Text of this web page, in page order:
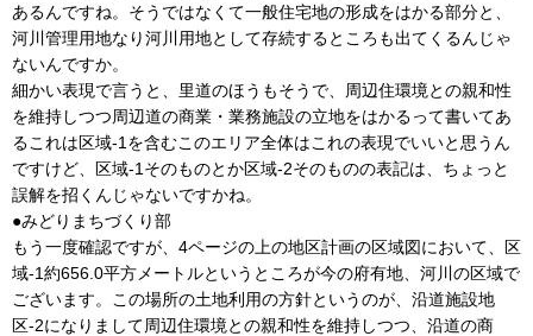
あるんですね。そうではなくて一般住宅地の形成をはかる部分と、
河川管理用地なり河川用地として存続するところも出てくるんじゃ
ないんですか。
細かい表現で言うと、里道のほうもそうで、周辺住環境との親和性
を維持しつつ周辺道の商業・業務施設の立地をはかるって書いてあ
るこれは区域-1を含むこのエリア全体はこれの表現でいいと思うん
ですけど、区域-1そのものとか区域-2そのものの表記は、ちょっと
誤解を招くんじゃないですかね。
●みどりまちづくり部
もう一度確認ですが、4ページの上の地区計画の区域図において、区
域-1約656.0平方メートルというところが今の府有地、河川の区域で
ございます。この場所の土地利用の方針というのが、沿道施設地
区-2になりまして周辺住環境との親和性を維持しつつ、沿道の商